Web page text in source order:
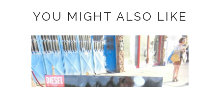
YOU MIGHT ALSO LIKE